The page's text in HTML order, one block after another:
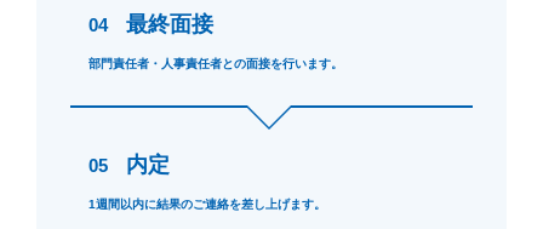
04 最終面接
部門責任者・人事責任者との面接を行います。
05 内定
1週間以内に結果のご連絡を差し上げます。